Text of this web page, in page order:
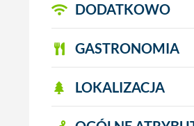
DODATKOWO
GASTRONOMIA
LOKALIZACJA